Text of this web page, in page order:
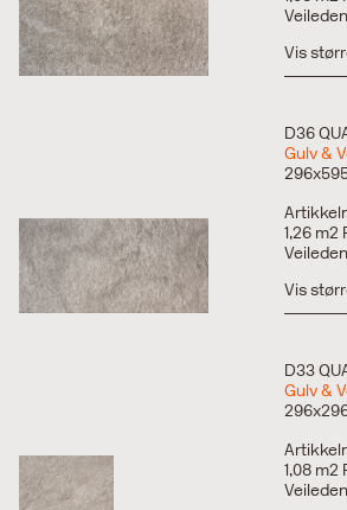
Vis
D36
Gulv &
1,26 m2
Vis
D33
Gulv &
1,08 m2